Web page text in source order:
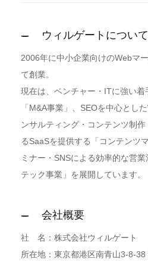
ウィルゲートについて
2006年に中小企業向けのWebマ
て創業。
現在は、ベンチャー・ITに強い
「M&A事業」、SEOを中心とし
ンサルティング・コンテンツ制
るSaaSを提供する「コンテンツ
ミナー・SNSによる効率的な営
テック事業」を展開しています。
会社概要
社 名：株式会社ウィルゲート
所在地：東京都港区南青山3-8-